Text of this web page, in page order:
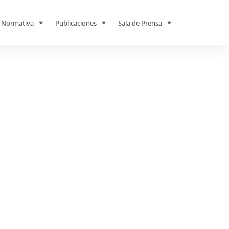
Normativa Publicaciones Sala de Prensa